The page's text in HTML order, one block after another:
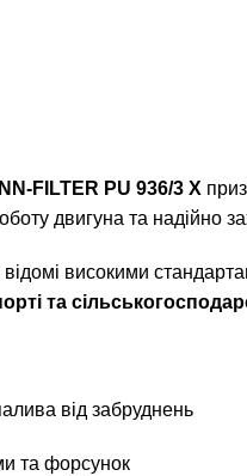
FILTER PU 936/3 X
двигуна та надійно
відомі високими
та
від забруднень
та форсунок